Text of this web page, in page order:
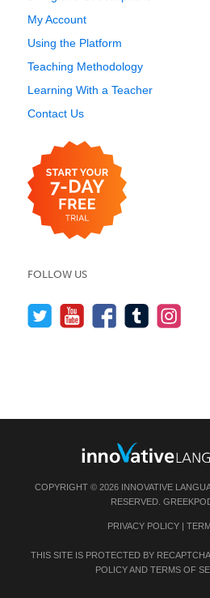
My Account
Using the Platform
Teaching Methodology
Learning With a Teacher
Contact Us
FOLLOW US
COPYRIGHT © 2026 INNOVATIVE
RESERVED.
PRIVACY POLICY|
THIS SITE IS PROTECTED BY
POLICYAND TERMS OF